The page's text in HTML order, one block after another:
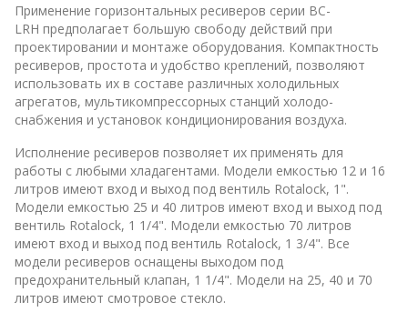
Применение горизонтальных ресиверов серии BC-
LRH предполагает большую свободу действий при
проектировании и монтаже оборудования. Компактность
ресиверов, простота и удобство креплений, позволяют
использовать их в составе различных холодильных
агрегатов, мультикомпрессорных станций холодо-
снабжения и установок кондиционирования воздуха.
Исполнение ресиверов позволяет их применять для
работы с любыми хладагентами. Модели емкостью 12 и 16
литров имеют вход и выход под вентиль Rotalock, 1".
Модели емкостью 25 и 40 литров имеют вход и выход под
вентиль Rotalock, 1 1/4". Модели емкостью 70 литров
имеют вход и выход под вентиль Rotalock, 1 3/4". Все
модели ресиверов оснащены выходом под
предохранительный клапан, 1 1/4". Модели на 25, 40 и 70
литров имеют смотровое стекло.